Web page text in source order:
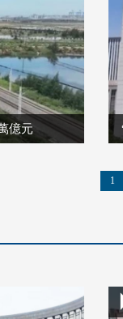
億元
1